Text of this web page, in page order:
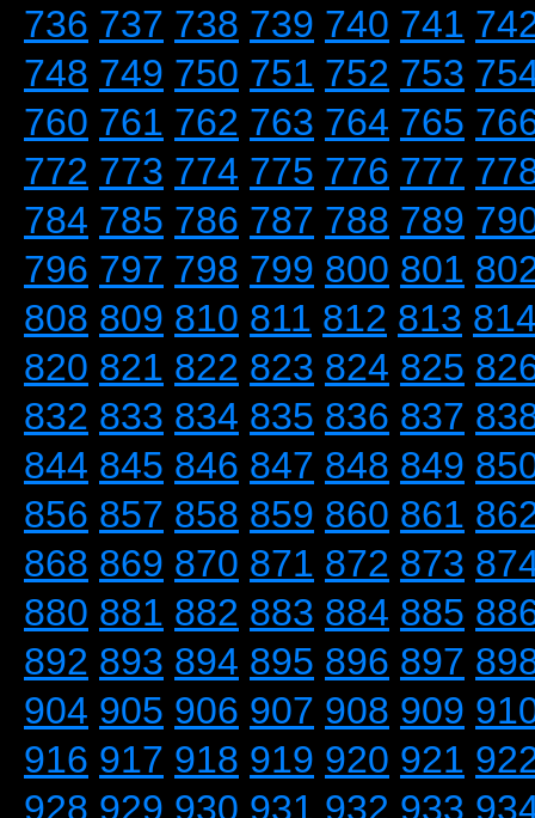
736 737 738 739 740 741
748 749 750 751 752 753
760 761 762 763 764 765
772 773 774 775 776 777
784 785 786 787 788 789
796 797 798 799 800 801
808 809 810 811 812 813
820 821 822 823 824 825
832 833 834 835 836 837
844 845 846 847 848 849
856 857 858 859 860 861
868 869 870 871 872 873
880 881 882 883 884 885
892 893 894 895 896 897
904 905 906 907 908 909
916 917 918 919 920 921
928 929 930 931 932 933